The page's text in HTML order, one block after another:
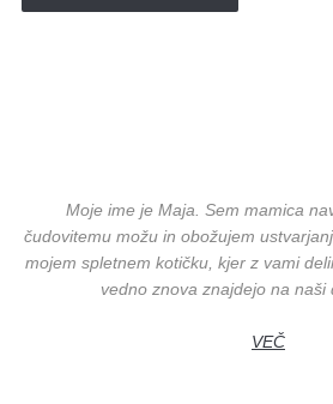
Moje ime je Maja. Sem mamica
čudovitemu možu in obožujem
mojem spletnem kotičku, kjer z vami
vedno znova znajdejo na naši
VEČ